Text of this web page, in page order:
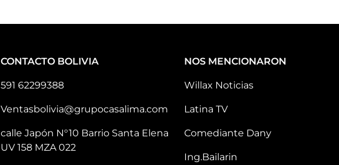
CONTACTO BOLIVIA
591 62299388
Ventasbolivia@grupocasalima.com
calle Japón N°10 Barrio Santa Elena
UV 158 MZA 022
NOS MENCIONARON
Willax Noticias
Latina TV
Comediante Dany
Ing.Bailarin